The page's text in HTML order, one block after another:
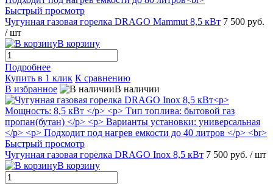
Быстрый просмотр
Чугунная газовая горелка DRAGO Mammut 8,5 кВт 7 500 руб.
/ шт
В корзину
Подробнее
Купить в 1 клик К сравнению
В избранное
В наличии
Быстрый просмотр
Чугунная газовая горелка DRAGO Inox 8,5 кВт 7 500 руб. / шт
В корзину